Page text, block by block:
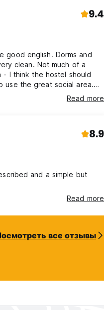
9.4
good english. Dorms and
clean. Not much of a
I think the hostel should
use the great social area.
in a nearby hostels bar
Read more
8.9
and a simple but
Read more
все отзывы